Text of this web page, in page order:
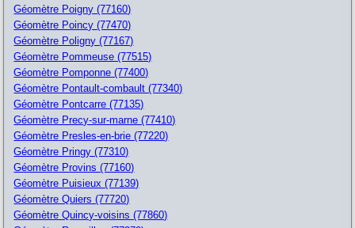
Géomètre Poigny (77160)
Géomètre Poincy (77470)
Géomètre Poligny (77167)
Géomètre Pommeuse (77515)
Géomètre Pomponne (77400)
Géomètre Pontault-combault (77340)
Géomètre Pontcarre (77135)
Géomètre Precy-sur-marne (77410)
Géomètre Presles-en-brie (77220)
Géomètre Pringy (77310)
Géomètre Provins (77160)
Géomètre Puisieux (77139)
Géomètre Quiers (77720)
Géomètre Quincy-voisins (77860)